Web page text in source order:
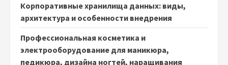
Корпоративные хранилища данных: виды,
архитектура и особенности внедрения
Профессиональная косметика и
электрооборудование для маникюра,
педикюра, дизайна ногтей, наращивания